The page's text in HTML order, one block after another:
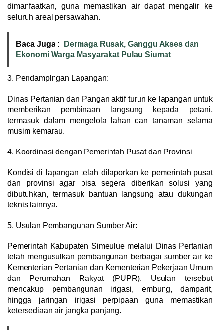
dimanfaatkan, guna memastikan air dapat mengalir ke
seluruh areal persawahan.
Baca Juga :
Dermaga Rusak, Ganggu Akses dan
Ekonomi Warga Masyarakat Pulau Siumat
3. Pendampingan Lapangan:
Dinas Pertanian dan Pangan aktif turun ke lapangan untuk
memberikan pembinaan langsung kepada petani,
termasuk dalam mengelola lahan dan tanaman selama
musim kemarau.
4. Koordinasi dengan Pemerintah Pusat dan Provinsi:
Kondisi di lapangan telah dilaporkan ke pemerintah pusat
dan provinsi agar bisa segera diberikan solusi yang
dibutuhkan, termasuk bantuan langsung atau dukungan
teknis lainnya.
5. Usulan Pembangunan Sumber Air:
Pemerintah Kabupaten Simeulue melalui Dinas Pertanian
telah mengusulkan pembangunan berbagai sumber air ke
Kementerian Pertanian dan Kementerian Pekerjaan Umum
dan Perumahan Rakyat (PUPR). Usulan tersebut
mencakup pembangunan irigasi, embung, damparit,
hingga jaringan irigasi perpipaan guna memastikan
ketersediaan air jangka panjang.